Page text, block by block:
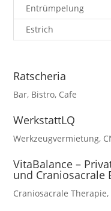
Entrümpelung
Estrich
Ratscheria
Bar, Bistro, Cafe
WerkstattLQ
Werkzeugvermietung,
VitaBalance –
und Craniosacrale
Craniosacrale Therapie,